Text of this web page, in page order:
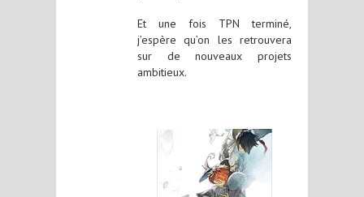
Et une fois TPN terminé,
j’espère qu’on les retrouvera
sur de nouveaux projets
ambitieux.